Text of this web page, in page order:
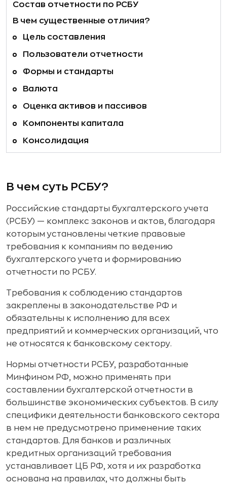
Состав отчетности по РСБУ
В чем существенные отличия?
Цель составления
Пользователи отчетности
Формы и стандарты
Валюта
Оценка активов и пассивов
Компоненты капитала
Консолидация
В чем суть РСБУ?
Российские стандарты бухгалтерского учета
(РСБУ) — комплекс законов и актов, благодаря
которым установлены четкие правовые
требования к компаниям по ведению
бухгалтерского учета и формированию
отчетности по РСБУ.
Требования к соблюдению стандартов
закреплены в законодательстве РФ и
обязательны к исполнению для всех
предприятий и коммерческих организаций, что
не относятся к банковскому сектору.
Нормы отчетности РСБУ, разработанные
Минфином РФ, можно применять при
составлении бухгалтерской отчетности в
большинстве экономических субъектов. В силу
специфики деятельности банковского сектора
в нем не предусмотрено применение таких
стандартов. Для банков и различных
кредитных организаций требования
устанавливает ЦБ РФ, хотя и их разработка
основана на правилах, что должны быть